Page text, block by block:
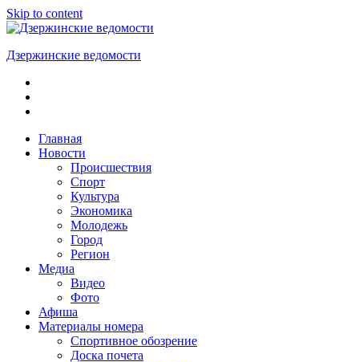
Skip to content
Дзержинские ведомости
ОБЩЕСТВЕННО-
ПОЛИТИЧЕСКАЯ
ГАЗЕТАГлавная
Новости
Происшествия
Спорт
Культура
Экономика
Молодежь
Город
Регион
Медиа
Видео
Фото
Афиша
Материалы номера
Спортивное обозрение
Доска почета